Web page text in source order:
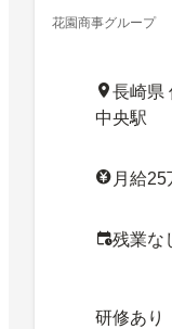
花園商事グループ
長崎県
中央駅
月給25
残業な
研修あり